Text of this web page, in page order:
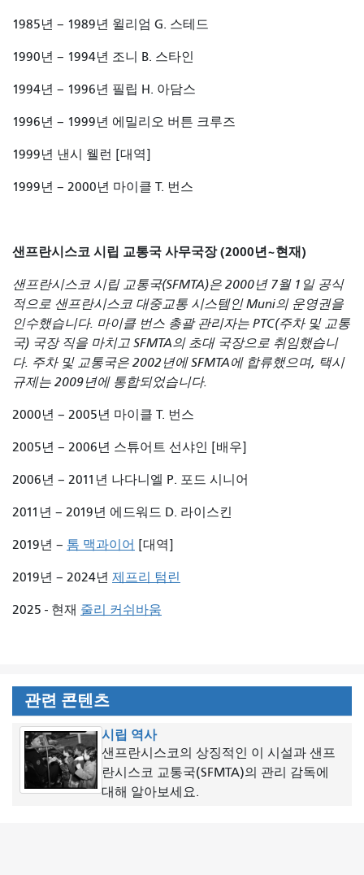
1985년 – 1989년 윌리엄 G. 스테드
1990년 – 1994년 조니 B. 스타인
1994년 – 1996년 필립 H. 아담스
1996년 – 1999년 에밀리오 버튼 크루즈
1999년 낸시 웰런 [대역]
1999년 – 2000년 마이클 T. 번스
샌프란시스코 시립 교통국 사무국장 (2000년~현재)
샌프란시스코 시립 교통국(SFMTA)은 2000년 7월 1일 공식
적으로 샌프란시스코 대중교통 시스템인 Muni의 운영권을
인수했습니다. 마이클 번스 총괄 관리자는 PTC(주차 및 교통
국) 국장 직을 마치고 SFMTA의 초대 국장으로 취임했습니
다. 주차 및 교통국은 2002년에 SFMTA에 합류했으며, 택시
규제는 2009년에 통합되었습니다.
2000년 – 2005년 마이클 T. 번스
2005년 – 2006년 스튜어트 선샤인 [배우]
2006년 – 2011년 나다니엘 P. 포드 시니어
2011년 – 2019년 에드워드 D. 라이스킨
2019년 – 톰 맥과이어 [대역]
2019년 – 2024년 제프리 텀린
2025 - 현재 줄리 커쉬바움
관련 콘텐츠
시립 역사
샌프란시스코의 상징적인 이 시설과 샌프
란시스코 교통국(SFMTA)의 관리 감독에
대해 알아보세요.